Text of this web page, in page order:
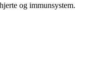
og immunsystem.